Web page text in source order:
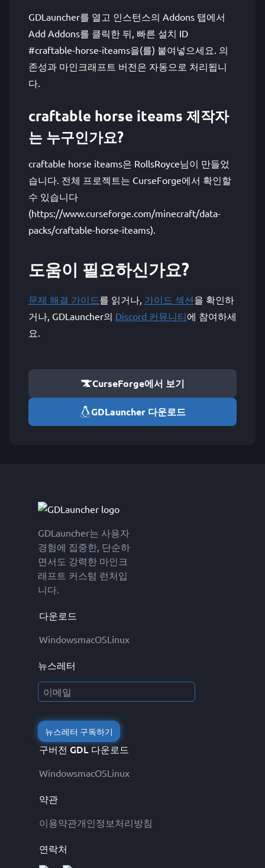
GDLauncher를 열고 인스턴스의 Addons 탭에서
Add Addons를 클릭한 뒤, 빠른 설치 ID
#craftable-horse-iteams을(를) 붙여넣으세요. 의
존성과 마인크래프트 버전은 자동으로 처리됩니
다.
craftable horse iteams 제작자
는 누구인가요?
craftable horse iteams은 RollsRoyce님이 만들었
습니다. 전체 프로젝트는 CurseForge에서 확인할
수 있습니다
(https://www.curseforge.com/minecraft/data-
packs/craftable-horse-iteams).
도움이 필요하신가요?
문제 해결 가이드를 읽거나, 가이드 섹션을 확인하
거나, GDLauncher의 Discord 커뮤니티에 참여하세
요.
CurseForge에서 보기
GDLauncher 다운로드
GDLauncher는 사용자
경험에 집중한, 단순하
면서도 강력한 마인크
래프트 커스텀 런처입
니다.
다운로드
WindowsmacOSLinux
뉴스레터
뉴스레터 구독하기
구버전 GDL 다운로드
WindowsmacOSLinux
약관
이용약관개인정보처리방침
연락처